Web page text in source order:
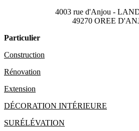
4003 rue d'Anjou -
49270 OREE
Particulier
Construction
Rénovation
Extension
DÉCORATION INTÉRIEURE
SURÉLÉVATION